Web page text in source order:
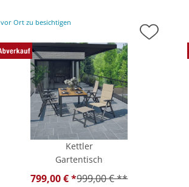
vor Ort zu besichtigen
Kettler
Gartentisch
799,00 € *999,00 € **